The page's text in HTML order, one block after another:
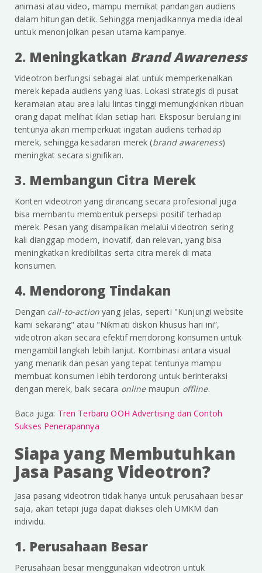
animasi atau video, mampu memikat pandangan audiens
dalam hitungan detik. Sehingga menjadikannya media ideal
untuk menonjolkan pesan utama kampanye.
2. Meningkatkan Brand Awareness
Videotron berfungsi sebagai alat untuk memperkenalkan
merek kepada audiens yang luas. Lokasi strategis di pusat
keramaian atau area lalu lintas tinggi memungkinkan ribuan
orang dapat melihat iklan setiap hari. Eksposur berulang ini
tentunya akan memperkuat ingatan audiens terhadap
merek, sehingga kesadaran merek (brand awareness)
meningkat secara signifikan.
3. Membangun Citra Merek
Konten videotron yang dirancang secara profesional juga
bisa membantu membentuk persepsi positif terhadap
merek. Pesan yang disampaikan melalui videotron sering
kali dianggap modern, inovatif, dan relevan, yang bisa
meningkatkan kredibilitas serta citra merek di mata
konsumen.
4. Mendorong Tindakan
Dengan call-to-actionyang jelas, seperti "Kunjungi website
kami sekarang" atau "Nikmati diskon khusus hari ini”,
videotron akan secara efektif mendorong konsumen untuk
mengambil langkah lebih lanjut. Kombinasi antara visual
yang menarik dan pesan yang tepat tentunya mampu
membuat konsumen lebih terdorong untuk berinteraksi
dengan merek, baik secara online maupun offline.
Baca juga: Tren Terbaru OOH Advertising dan Contoh
Sukses Penerapannya
Siapa yang Membutuhkan
Jasa Pasang Videotron?
Jasa pasang videotron tidak hanya untuk perusahaan besar
saja, akan tetapi juga dapat diakses oleh UMKM dan
individu.
1. Perusahaan Besar
Perusahaan besar menggunakan videotron untuk